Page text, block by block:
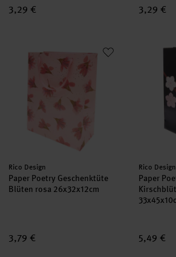
3,29 € 3,29 €
Paper Poetry Geschenktüte Blüten rosa
Hersteller:
Rico Design
Paper Poetry Geschenktüte
Blüten rosa 26x32x12cm
3,79 €
Paper
Hersteller:
Rico Design
Paper
5,49 €